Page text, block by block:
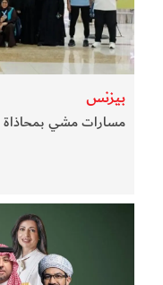
بيزنس
مسارات مشي بمحاذاة